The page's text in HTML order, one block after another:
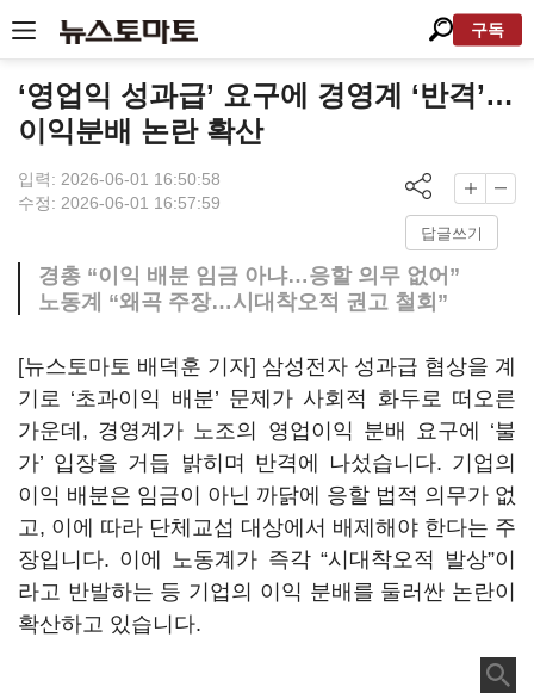
구독
‘영업익 성과급’ 요구에 경영계 ‘반격’…
이익분배 논란 확산
입력: 2026-06-01 16:50:58
수정: 2026-06-01 16:57:59
답글쓰기
경총 “이익 배분 임금 아냐…응할 의무 없어”
노동계 “왜곡 주장…시대착오적 권고 철회”
[뉴스토마토 배덕훈 기자] 삼성전자 성과급 협상을 계
기로 ‘초과이익 배분’ 문제가 사회적 화두로 떠오른
가운데 , 경영계가 노조의 영업이익 분배 요구에 ‘불
가’ 입장을 거듭 밝히며 반격에 나섰습니다. 기업의
이익 배분은 임금이 아닌 까닭에 응할 법적 의무가 없
고, 이에 따라 단체교섭 대상에서 배제해야 한다는 주
장입니다. 이에 노동계가 즉각 “시대착오적 발상”이
라고 반발하는 등 기업의 이익 분배를 둘러싼 논란이
확산하고 있습니다.